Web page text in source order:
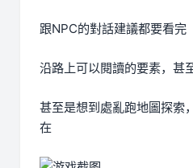
跟NPC的對話建議都要看完
沿路上可以閱讀的要素，甚
甚至是想到處亂跑地圖探索
在